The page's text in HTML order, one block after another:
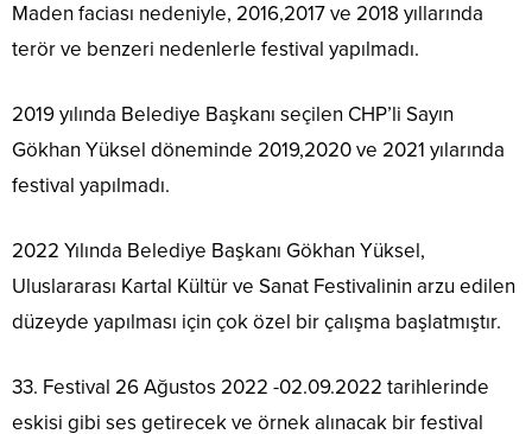
Maden faciası nedeniyle, 2016,2017 ve 2018 yıllarında
terör ve benzeri nedenlerle festival yapılmadı.
2019 yılında Belediye Başkanı seçilen CHP’li Sayın
Gökhan Yüksel döneminde 2019,2020 ve 2021 yılarında
festival yapılmadı.
2022 Yılında Belediye Başkanı Gökhan Yüksel,
Uluslararası Kartal Kültür ve Sanat Festivalinin arzu edilen
düzeyde yapılması için çok özel bir çalışma başlatmıştır.
33. Festival 26 Ağustos 2022 -02.09.2022 tarihlerinde
eskisi gibi ses getirecek ve örnek alınacak bir festival